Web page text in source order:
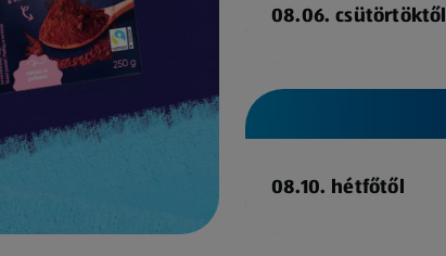
08.06. csütörtöktől
08.10. hétfőtől